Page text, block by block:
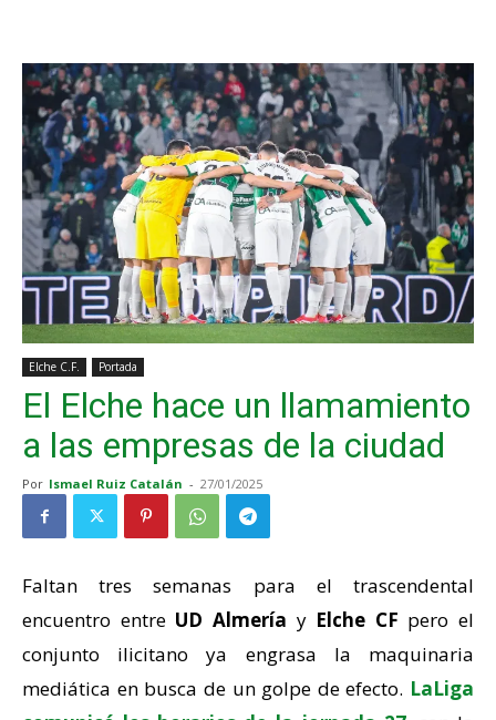
Elche C.F. Portada
El Elche hace un llamamiento
a las empresas de la ciudad
Por Ismael Ruiz Catalán - 27/01/2025
Faltan tres semanas para el trascendental
encuentro entre UD Almería y Elche CF pero el
conjunto ilicitano ya engrasa la maquinaria
mediática en busca de un golpe de efecto. LaLiga